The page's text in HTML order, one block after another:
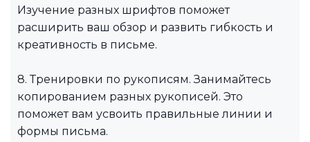
Изучение разных шрифтов поможет
расширить ваш обзор и развить гибкость и
креативность в письме.
8. Тренировки по рукописям. Занимайтесь
копированием разных рукописей. Это
поможет вам усвоить правильные линии и
формы письма.